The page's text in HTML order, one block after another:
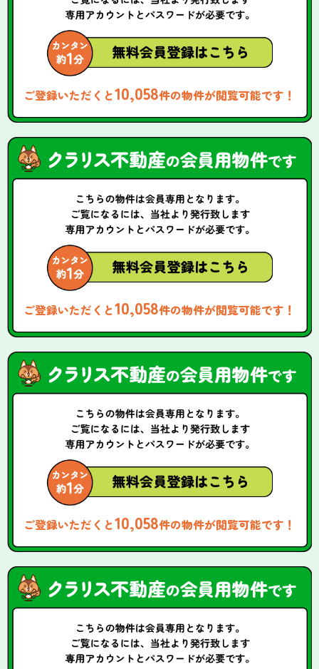
ご登録いただくと10,058件の物件が閲覧可能です！
ご登録いただくと10,058件の物件が閲覧可能です！
ご登録いただくと10,058件の物件が閲覧可能です！